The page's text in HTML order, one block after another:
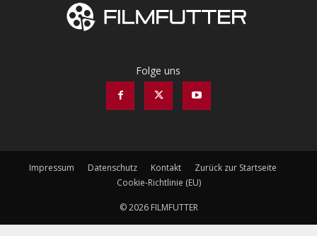
Folge uns
Impressum Datenschutz Kontakt
Zurück zur Startseite
Cookie-Richtlinie (EU)
© 2026 FILMFUTTER